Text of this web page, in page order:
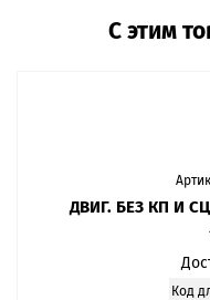
С этим
ДВИГ. БЕЗ КП И
Код